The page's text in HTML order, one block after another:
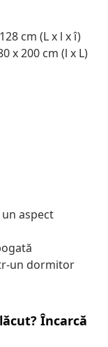
cm (L x l x î)
x 200 cm (l x L)
aspect
un dormitor
Încarcă